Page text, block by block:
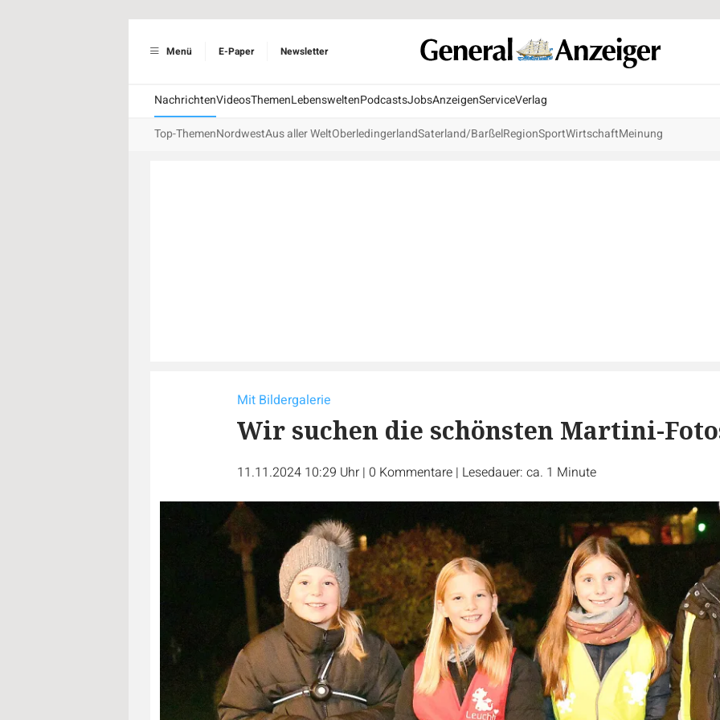
Menü E-Paper Newsletter
NachrichtenVideosThemenLebensweltenPodcastsJobsAnzeigenServiceVerlag
Top-ThemenNordwestAus aller WeltOberledingerlandSaterland/BarßelRegionSportWirtschaftMeinung
Mit Bildergalerie
Wir suchen die schönsten Martini-
11.11.2024 10:29 Uhr | 0 Kommentare | Lesedauer: ca. 1 Minute